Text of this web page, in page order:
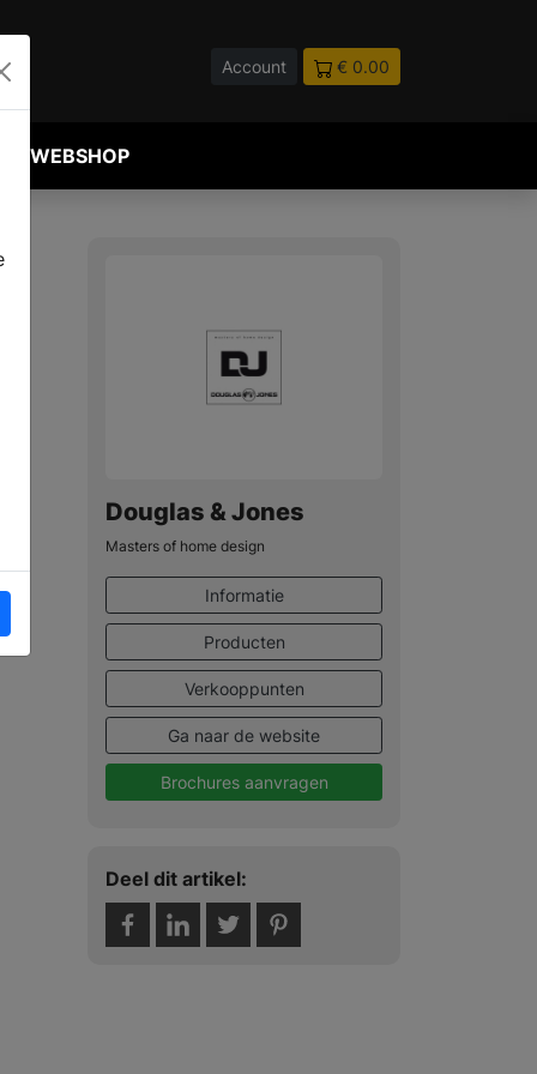
Account € 0.00
WEBSHOP
Douglas & Jones
Masters of home design
Informatie
Producten
Verkooppunten
Ga naar de website
Brochures aanvragen
Deel dit artikel: